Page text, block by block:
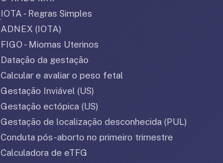
IOTA - Regras Simples
ADNEX (IOTA)
FIGO - Miomas Uterinos
Datação da gestação
Calcular e avaliar o peso fetal
Gestação Inviável (US)
Gestação ectópica (US)
Gestação de localização desconhecida (PUL)
Conduta pós-aborto no primeiro trimestre
Calculadora de eTFG